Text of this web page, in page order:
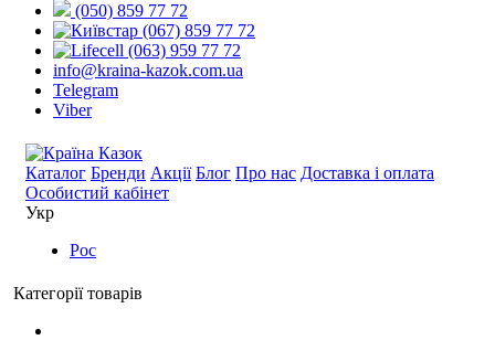
(050) 859 77 72
(067) 859 77 72
(063) 959 77 72
info@kraina-kazok.com.ua
Telegram
Viber
Каталог Бренди Акції Блог Про нас Доставка і оплата
Особистий кабінет
Укр
Рос
Категорії товарів